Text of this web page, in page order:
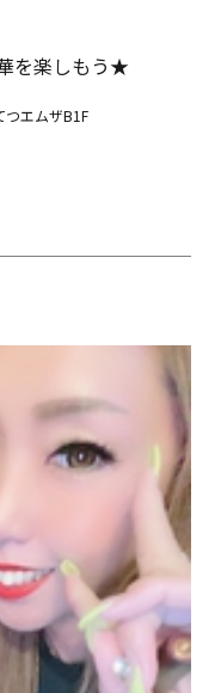
を楽しもう★
エムザB1F